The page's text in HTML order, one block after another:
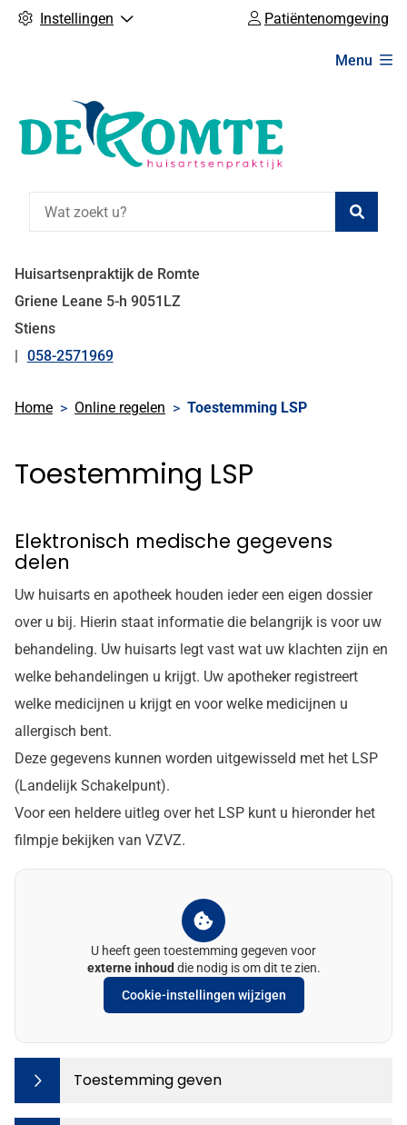
Instellingen Patiëntenomgeving
Menu
Huisartsenpraktijk de Romte
Griene Leane 5-h 9051LZ
Stiens
Tel:
058-2571969
Home Online regelen Toestemming LSP
Toestemming LSP
Elektronisch medische gegevens
delen
Uw huisarts en apotheek houden ieder een eigen dossier
over u bij. Hierin staat informatie die belangrijk is voor uw
behandeling. Uw huisarts legt vast wat uw klachten zijn en
welke behandelingen u krijgt. Uw apotheker registreert
welke medicijnen u krijgt en voor welke medicijnen u
allergisch bent.
Deze gegevens kunnen worden uitgewisseld met het LSP
(Landelijk Schakelpunt).
Voor een heldere uitleg over het LSP kunt u hieronder het
filmpje bekijken van VZVZ.
U heeft geen toestemming gegeven voor
externe inhoud die nodig is om dit te zien.
Cookie-instellingen wijzigen
Toestemming geven